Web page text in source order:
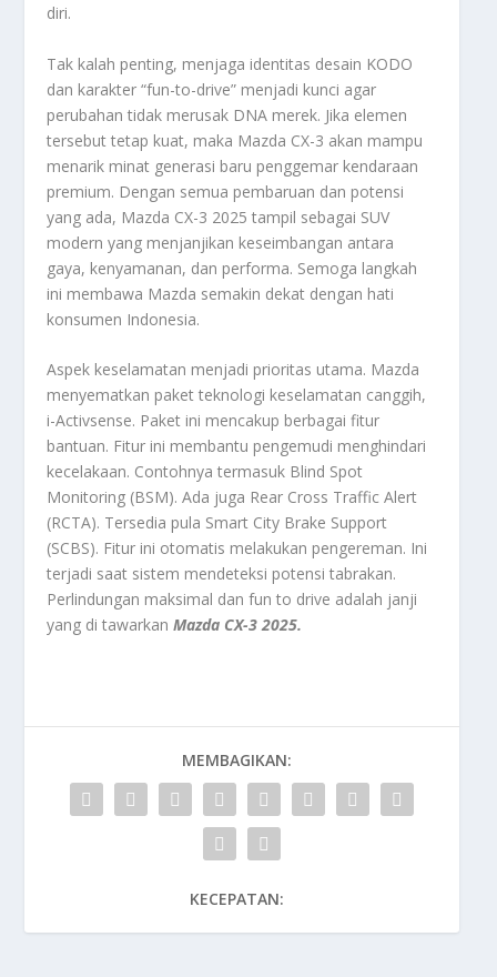
diri.
Tak kalah penting, menjaga identitas desain KODO
dan karakter “fun-to-drive” menjadi kunci agar
perubahan tidak merusak DNA merek. Jika elemen
tersebut tetap kuat, maka Mazda CX-3 akan mampu
menarik minat generasi baru penggemar kendaraan
premium. Dengan semua pembaruan dan potensi
yang ada, Mazda CX-3 2025 tampil sebagai SUV
modern yang menjanjikan keseimbangan antara
gaya, kenyamanan, dan performa. Semoga langkah
ini membawa Mazda semakin dekat dengan hati
konsumen Indonesia.
Aspek keselamatan menjadi prioritas utama. Mazda
menyematkan paket teknologi keselamatan canggih,
i-Activsense. Paket ini mencakup berbagai fitur
bantuan. Fitur ini membantu pengemudi menghindari
kecelakaan. Contohnya termasuk Blind Spot
Monitoring (BSM). Ada juga Rear Cross Traffic Alert
(RCTA). Tersedia pula Smart City Brake Support
(SCBS). Fitur ini otomatis melakukan pengereman. Ini
terjadi saat sistem mendeteksi potensi tabrakan.
Perlindungan maksimal danfun to drive adalah janji
yang di tawarkan Mazda CX-3 2025.
MEMBAGIKAN:
KECEPATAN: